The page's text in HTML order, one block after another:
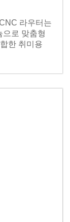
라우터는
으로 맞춤형
한 취미용